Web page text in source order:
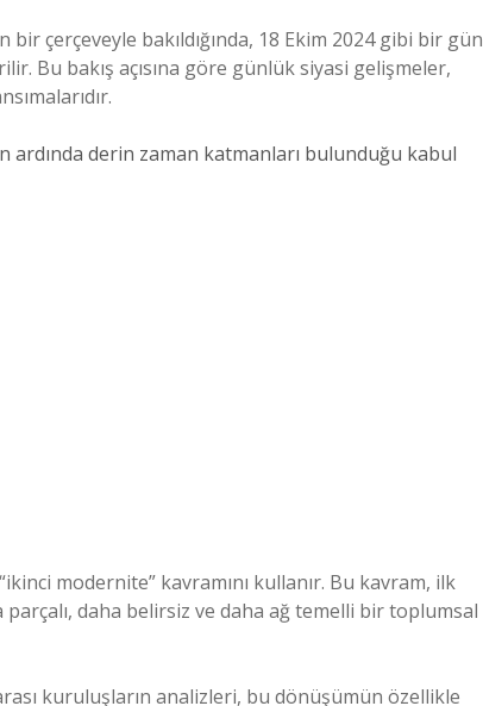
bir çerçeveyle bakıldığında, 18 Ekim 2024 gibi bir gün
Bu bakış açısına göre günlük siyasi gelişmeler,
ardında derin zaman katmanları bulunduğu kabul
modernite” kavramını kullanır. Bu kavram, ilk
daha belirsiz ve daha ağ temelli bir toplumsal
kuruluşların analizleri, bu dönüşümün özellikle